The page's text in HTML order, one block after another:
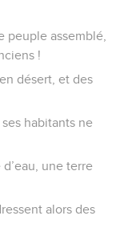
peuple assemblé,
!
désert, et des
habitants ne
une terre
alors des